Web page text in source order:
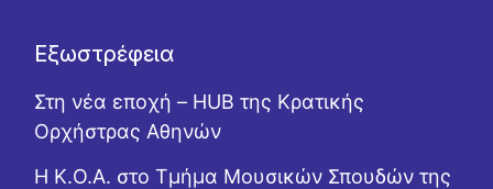
Εξωστρέφεια
Στη νέα εποχή – HUB της Κρατικής
Ορχήστρας Αθηνών
Η Κ.Ο.Α. στο Τμήμα Μουσικών Σπουδών της